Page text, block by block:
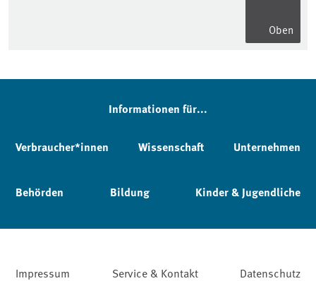
Oben
Informationen für...
Verbraucher*innen Wissenschaft Unternehmen
Behörden Bildung Kinder & Jugendliche
Impressum Service & Kontakt
Datenschutz